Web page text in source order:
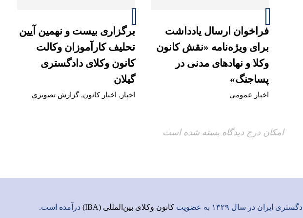
فراخوان ارسال یادداشت
برای ویژه‌نامه «نقش کانون
وکلا و نهادهای مدنی در
پساجنگ»
اخبار عمومی
برگزاری بیست و نهمین آیین
تحلیف کارآموزان وکالت
کانون وکلای دادگستری
گیلان
اخبار , اخبار کانون,گزارش تصویری
امکان درج دیدگاه بسته شده است
ایران در سال ۱۳۲۹ به عضویت کانون وکلای بین‌المللی (IBA) درآمده است.